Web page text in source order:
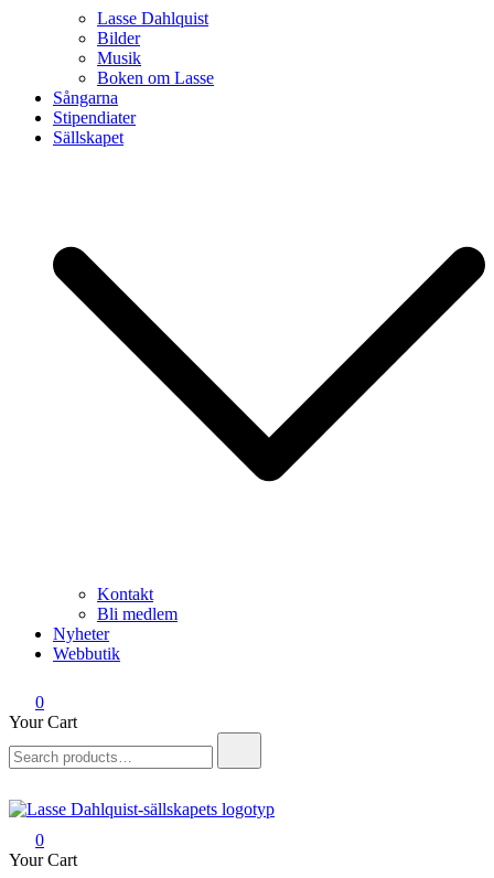
Lasse Dahlquist
Bilder
Musik
Boken om Lasse
Sångarna
Stipendiater
Sällskapet
Kontakt
Bli medlem
Nyheter
Webbutik
0
Your Cart
for:
Lasse Dahlquist-sällskapet
Allt om Lasse Dahlquist – kompositör, musiker, artist, kåsör och
skådespelare
0
Your Cart